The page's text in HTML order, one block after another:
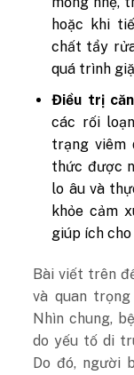
hoặc khi
chất tẩy
quá trình
Điều trị
các rối
trạng viêm
thức được
lo âu và
khỏe cảm
giúp ích
Bài viết trên
và quan
Nhìn chung,
do yếu tố di
Do đó, người